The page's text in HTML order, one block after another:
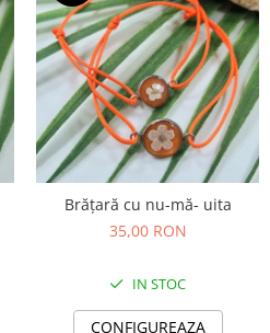
Brățară cu nu-mă- uita
35,00 RON
IN STOC
CONFIGUREAZA